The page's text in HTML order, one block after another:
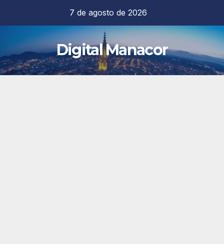
contenido
7 de agosto de 2026
Digital Manacor